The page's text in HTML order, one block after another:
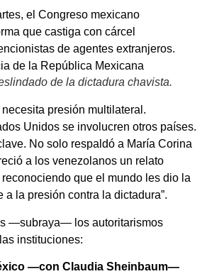
de la dictadura chavista.
presión multilateral.
Unidos se involucren otros países.
No solo respaldó a María Corina
a los venezolanos un relato
que el mundo les dio la
a la presión contra la dictadura”.
—subraya— los autoritarismos
instituciones:
—con Claudia Sheinbaum—